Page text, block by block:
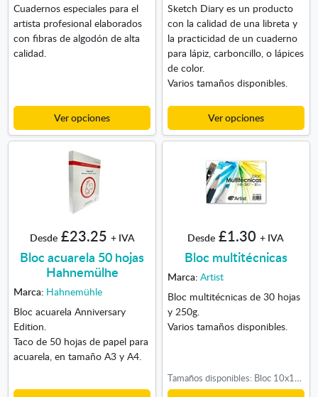
Cuadernos especiales para el
artista profesional elaborados
con fibras de algodón de alta
calidad.
Ver opciones
Sketch Diary es un producto
con la calidad de una libreta y
la practicidad de un cuaderno
para lápiz, carboncillo, o lápices
de color.
Varios tamaños disponibles.
Ver opciones
Desde £23.25 + IVA
Bloc acuarela 50 hojas
Hahnemülhe
Marca: Hahnemühle
Bloc acuarela Anniversary
Edition.
Taco de 50 hojas de papel para
acuarela, en tamaño A3 y A4.
Desde £1.30 + IVA
Bloc multitécnicas
Marca: Artist
Bloc multitécnicas de 30 hojas
y 250g.
Varios tamaños disponibles.
Tamaños disponibles: Bloc 10x13cm, Bloc A5, Bloc A4, Bloc 30x30cm, Bloc A3